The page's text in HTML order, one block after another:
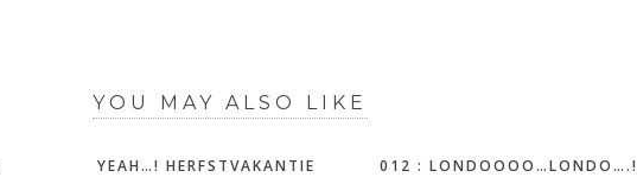
YOU MAY ALSO LIKE
YEAH…! HERFSTVAKANTIE 012 : LONDOOOO…LONDO….!